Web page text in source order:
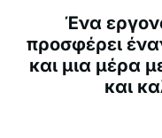
Ένα
προσφέρει
και μια μέρα
και